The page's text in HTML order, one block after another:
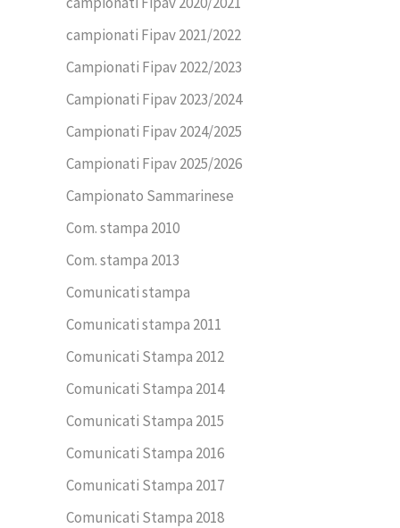
campionati Fipav 2021/2022
Campionati Fipav 2022/2023
Campionati Fipav 2023/2024
Campionati Fipav 2024/2025
Campionati Fipav 2025/2026
Campionato Sammarinese
Com. stampa 2010
Com. stampa 2013
Comunicati stampa
Comunicati stampa 2011
Comunicati Stampa 2012
Comunicati Stampa 2014
Comunicati Stampa 2015
Comunicati Stampa 2016
Comunicati Stampa 2017
Comunicati Stampa 2018